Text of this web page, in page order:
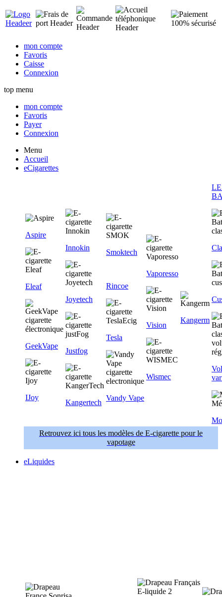
mon compte
Favoris
Caisse
Connexion
top menu
mon compte
Favoris
Payer
Connexion
Menu
Accueil
eCigarettes
Aspire
Eleaf
GeekVape
IJoy
Innokin
Joyetech
Justfog
Kangertech
Smoktech
Rincoe
Tesla
Vandy Vape
Vaporesso
Vision
Wismec
Kangerm
Retrouvez ici tous les modèles de E-cigarette pour le
vapotage
eLiquides